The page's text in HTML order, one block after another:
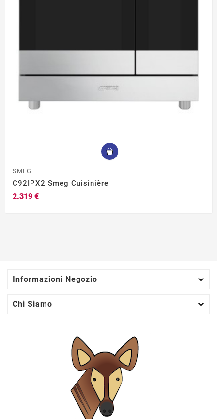
SMEG
C92IPX2 Smeg Cuisinière
2.319 €
Informazioni Negozio 
Chi Siamo 